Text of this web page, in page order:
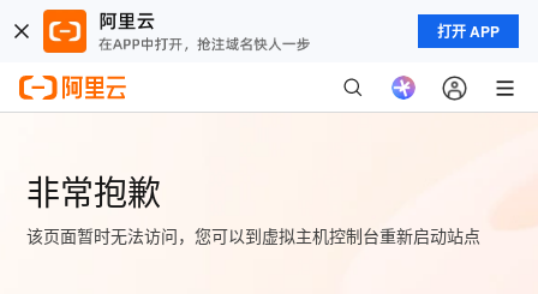
打开 APP
非常抱歉
该页面暂时无法访问，您可以到虚拟主机控制台重新启动站点